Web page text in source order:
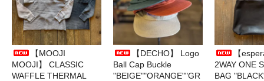
【MOOJI
MOOJI】 CLASSIC
WAFFLE THERMAL
【DECHO】 Logo
Ball Cap Buckle
"BEIGE""ORANGE""GR
【
2WAY ONE
BAG